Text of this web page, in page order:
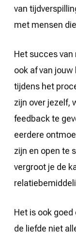
van
met mensen
Het succes
ook af van
tijdens het
zijn over jezelf,
feedback te
eerdere
zijn en open te
vergroot je de
Het is ook
de liefde niet